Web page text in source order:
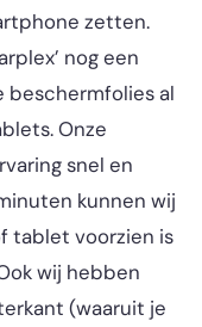
zetten.
nog een
beschermfolies al
Onze
snel en
kunnen wij
tablet voorzien is
wij hebben
(waaruit je